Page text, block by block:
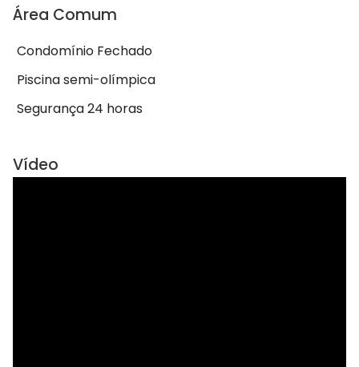
Área Comum
Condomínio Fechado
Piscina semi-olímpica
Segurança 24 horas
Vídeo